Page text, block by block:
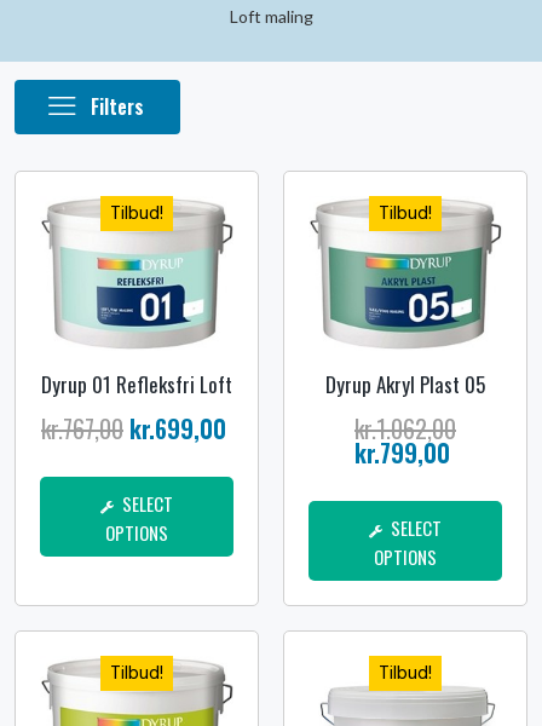
Loft maling
Filters
Filters
Tilbud!
Dyrup 01 Refleksfri Loft
kr.767,00 kr.699,00
SELECT
OPTIONS
Tilbud!
Dyrup Akryl Plast 05
kr.1.062,00
kr.799,00
SELECT
OPTIONS
Tilbud! Tilbud!